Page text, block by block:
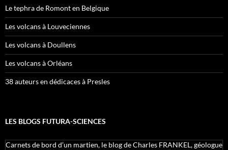
Le tephra de Romont en Belgique
Les volcans à Louveciennes
Les volcans à Doullens
Les volcans à Orléans
38 auteurs en dédicaces à Presles
LES BLOGS FUTURA-SCIENCES
Carnets de bord d’un martien, le blog de Charles FRANKEL, géologue